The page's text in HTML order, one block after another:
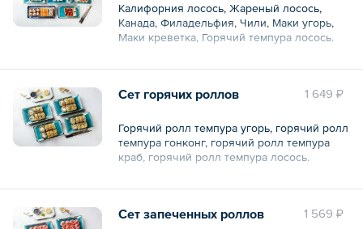
Калифорния лосось, Жареный лосось,
Канада, Филадельфия, Чили, Маки угорь,
Маки креветка, Горячий темпура лосось.
Общий вес – 1740 г
1 649 ₽
Сет горячих роллов
Горячий ролл темпура угорь, горячий ролл
темпура гонконг, горячий ролл темпура
краб, горячий ролл темпура лосось.
Общий вес – 1050 г
1 569 ₽
Сет запеченных роллов